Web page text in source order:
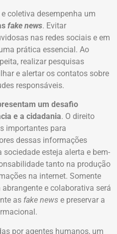
coletiva desempenha um
fake news. Evitar
nas redes sociais e em
prática essencial. Ao
realizar pesquisas
e alertar os contatos sobre
responsáveis.
um desafio
e a cidadania. O direito
importantes para
dessas informações
esteja alerta e bem-
tanto na produção
na internet. Somente
e colaborativa será
as fake news e preservar a
por agentes humanos, um